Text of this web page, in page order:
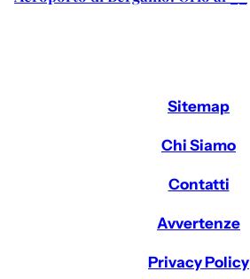
Sitemap
Chi Siamo
Contatti
Avvertenze
Privacy Policy